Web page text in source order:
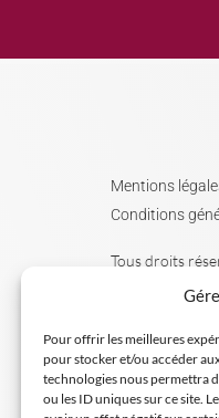
Pour offrir les meilleures
pour stocker et/ou accéder
technologies nous permettra
ou les ID uniques sur ce site.
Mentions
Conditions
Tous droits